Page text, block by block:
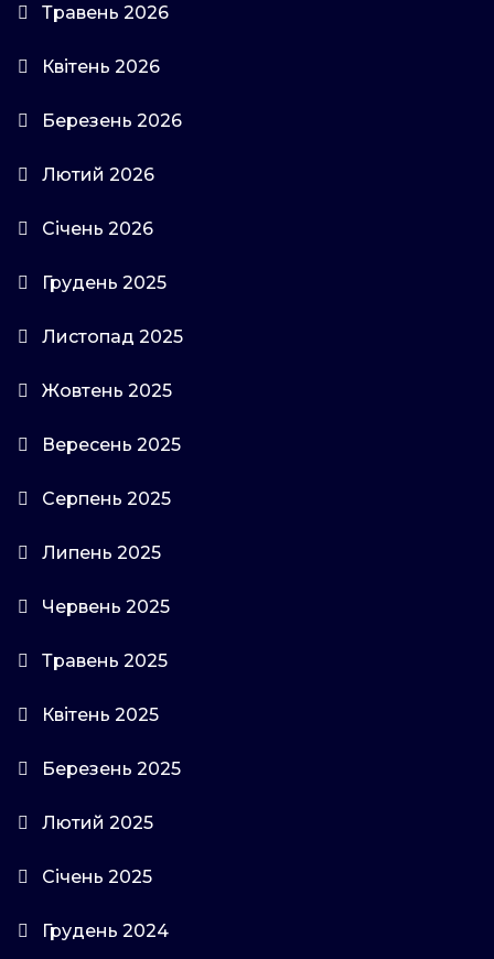
Травень 2026
Квітень 2026
Березень 2026
Лютий 2026
Січень 2026
Грудень 2025
Листопад 2025
Жовтень 2025
Вересень 2025
Серпень 2025
Липень 2025
Червень 2025
Травень 2025
Квітень 2025
Березень 2025
Лютий 2025
Січень 2025
Грудень 2024